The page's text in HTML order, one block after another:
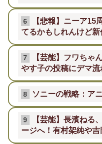
6
【悲報】ニーア15
てるかもしれんけど新
7
【芸能】フワちゃ
やす子の投稿にデマ
8 ソニーの戦略：ア
9
【芸能】長濱ねる
ージへ！有村架純や